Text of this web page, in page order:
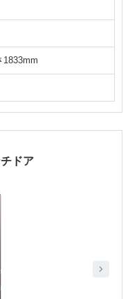
1833mm
ドア